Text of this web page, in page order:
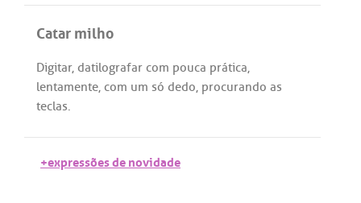
Catar milho
Digitar, datilografar com pouca prática,
lentamente, com um só dedo, procurando as
teclas.
+expressões de novidade